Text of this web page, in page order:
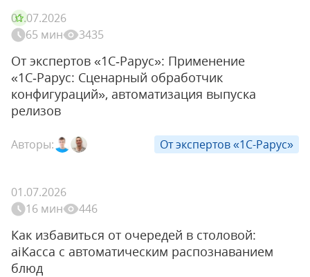
01.07.2026
65 мин
3435
От экспертов «1С‑Рарус»: Применение
«1С‑Рарус: Сценарный обработчик
конфигураций», автоматизация выпуска
релизов
Авторы: От экспертов «1С-Рарус»
01.07.2026
16 мин
446
Как избавиться от очередей в столовой:
aiКасса с автоматическим распознаванием
блюд